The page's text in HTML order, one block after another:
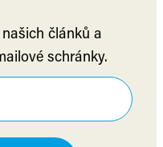
článků a
schránky.